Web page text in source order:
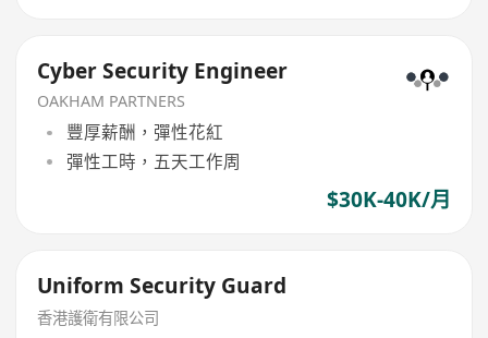
Cyber Security Engineer
OAKHAM PARTNERS
豐厚薪酬，彈性花紅
彈性工時，五天工作周
$30K-40K/月
Uniform Security Guard
香港護衛有限公司